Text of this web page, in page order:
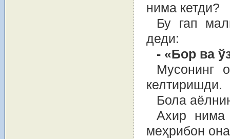
нима кетди?
Бу гап
деди:
- «Бор ва
Мусонинг
келтиришди.
Бола
Ахир нима
меҳрибон